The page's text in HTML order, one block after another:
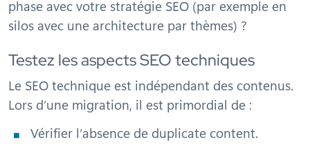
phase avec votre stratégie SEO (par exemple en
silos avec une architecture par thèmes) ?
Testez les aspects SEO techniques
Le SEO technique est indépendant des contenus.
Lors d’une migration, il est primordial de :
Vérifier l’absence de duplicate content.